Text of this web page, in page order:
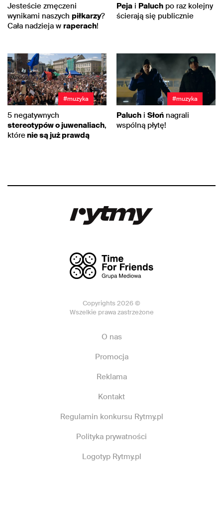
Jesteście zmęczeni
wynikami naszych piłkarzy?
Cała nadzieja w raperach!
Peja i Paluch po raz kolejny
ścierają się publicznie
#muzyka
5 negatywnych
stereotypów o juwenaliach,
którenie są już prawdą
#muzyka
Paluch i Słoń nagrali
wspólną płytę!
Copyrights 2026 ©
Wszelkie prawa zastrzeżone
O nas
Promocja
Reklama
Kontakt
Regulamin konkursu Rytmy.pl
Polityka prywatności
Logotyp Rytmy.pl